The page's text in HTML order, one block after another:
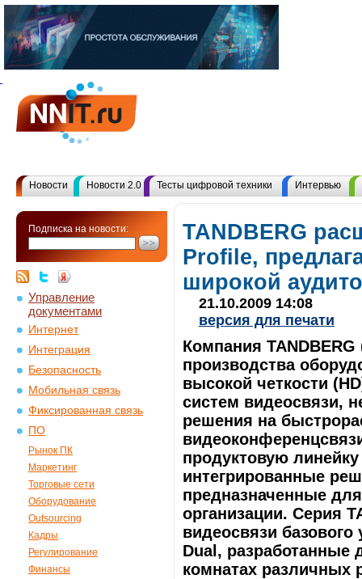
Новости Новости 2.0 Тесты цифровой техники Интервью
Подписка на новости:
Управление
документами
Интернет
Интеграция
Безопасность
Мобильная связь
Фиксированная связь
ПО
Рынок ПК
Маркетинг
Торговые сети
Оборудование
Outsourcing
Кадры
Регулирование
Финансы
TANDBERG
Profile,
широкой
21.10.2009 14:08
версия для печати
Компания
производства
высокой четкости
систем видеосвязи,
решения на
продуктовую
интегрированные
предназначенные
организации. Серия
видеосвязи
Dual, разработанные
комнатах различных